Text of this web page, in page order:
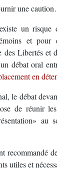
une
un
et pour
des Libertés et
débat oral
en
le débat
de réunir
au
recommandé
utiles et